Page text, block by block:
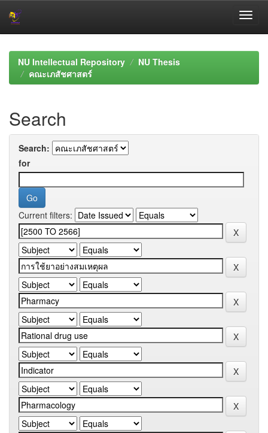
navigationNU Intellectual Repository
NU Thesis
คณะเภสัชศาสตร์
Search
Search:
for
Current filters: